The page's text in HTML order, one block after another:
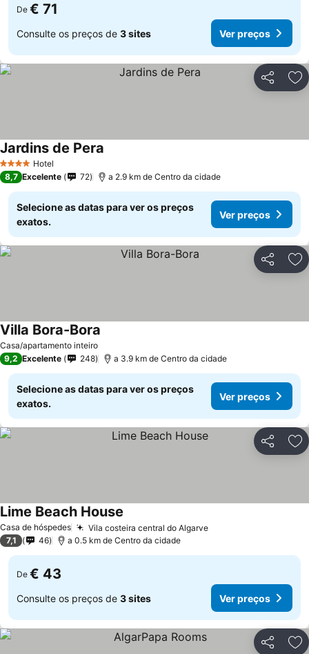
De € 71
Consulte os preços de 3 sites Ver preços
Partilhar
4 EstrelasHotel
Jardins de Pera
8,7 Excelente 72 a 2.9 km de Centro da cidade
Selecione as datas para ver os preços
exatos.
Ver preços
Partilhar
Casa/apartamento inteiro
Villa Bora-Bora
9,2 Excelente 248 a 3.9 km de Centro da cidade
Selecione as datas para ver os preços
exatos.
Ver preços
Partilhar
Casa de hóspedes Vila costeira central do Algarve
Lime Beach House
7,1 46 a 0.5 km de Centro da cidade
De € 43
Consulte os preços de 3 sites Ver preços
Partilhar